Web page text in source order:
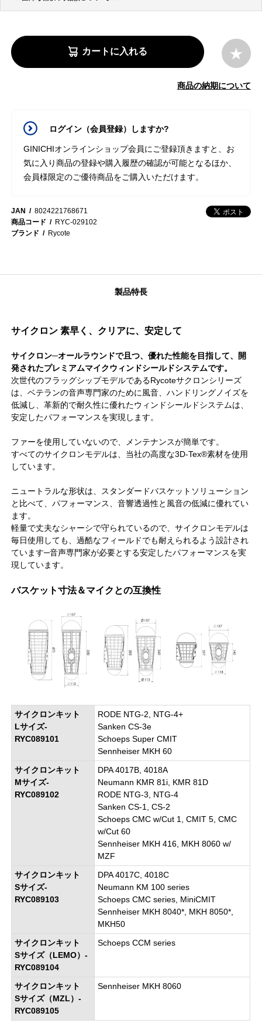
カートに入れる
商品の納期について
ログイン（会員登録）しますか?
GINICHIオンラインショップ会員にご登録頂きますと、お
気に入り商品の登録や購入履歴の確認が可能となるほか、
会員様限定のご優待商品をご購入いただけます。
JAN
8024221768671
商品コード
RYC-029102
ブランド
Rycote
製品特長
サイクロン 素早く、クリアに、安定して
サイクロン─オールラウンドで且つ、優れた性能を目指して、開
発されたプレミアムマイクウィンドシールドシステムです。
次世代のフラッグシップモデルであるRycoteサクロンシリーズ
は、ベテランの音声専門家のために風音、ハンドリングノイズを
低減し、革新的で耐久性に優れたウィンドシールドシステムは、
安定したパフォーマンスを実現します。
ファーを使用していないので、メンテナンスが簡単です。
すべてのサイクロンモデルは、当社の高度な3D-Tex®素材を使用
しています。
ニュートラルな形状は、スタンダードバスケットソリューション
と比べて、パフォーマンス、音響透過性と風音の低減に優れてい
ます。
軽量で丈夫なシャーシで守られているので、サイクロンモデルは
毎日使用しても、過酷なフィールドでも耐えられるよう設計され
ています─音声専門家が必要とする安定したパフォーマンスを実
現しています。
バスケット寸法＆マイクとの互換性
サイクロンキット
Lサイズ-
RYC089101
RODE NTG-2, NTG-4+
Sanken CS-3e
Schoeps Super CMIT
Sennheiser MKH 60
サイクロンキット
Mサイズ-
RYC089102
DPA 4017B, 4018A
Neumann KMR 81i, KMR 81D
RODE NTG-3, NTG-4
Sanken CS-1, CS-2
Schoeps CMC w/Cut 1, CMIT 5, CMC
w/Cut 60
Sennheiser MKH 416, MKH 8060 w/
MZF
サイクロンキット
Sサイズ-
RYC089103
DPA 4017C, 4018C
Neumann KM 100 series
Schoeps CMC series, MiniCMIT
Sennheiser MKH 8040*, MKH 8050*,
MKH50
サイクロンキット
Sサイズ（LEMO）-
RYC089104
Schoeps CCM series
サイクロンキット
Sサイズ（MZL）-
RYC089105
Sennheiser MKH 8060